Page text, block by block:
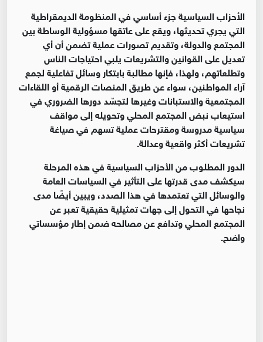
الأحزاب السياسية جزء أساسي في المنظومة الديمقراطية
التي يجري تحديثها، ويقع على عاتقها مسؤولية الوساطة بين
المجتمع والدولة، وتقديم تصورات عملية تضمن أن أي
تعديل على القوانين والتشريعات يلبي احتياجات الناس
وتطلعاتهم، ولهذا، فإنها مطالبة بابتكار وسائل تفاعلية لجمع
آراء المواطنين، سواء عن طريق المنصات الرقمية أو اللقاءات
المجتمعية والاستبانات وغيرها لتجسّد دورها الضروري في
استيعاب نبض المجتمع المحلي وتحويله إلى مواقف
سياسية مدروسة ومقترحات عملية تسهم في صياغة
تشريعات أكثر واقعية وعدالة.
الدور المطلوب من الأحزاب السياسية في هذه المرحلة
سيكشف مدى قدرتها على التأثير في السياسات العامة
والوسائل التي تعتمدها في هذا الصدد، ويبين أيضًا مدى
نجاحها في التحول إلى جهات تمثيلية حقيقية تعبر عن
المجتمع المحلي وتدافع عن مصالحه ضمن إطار مؤسساتي
واضح.